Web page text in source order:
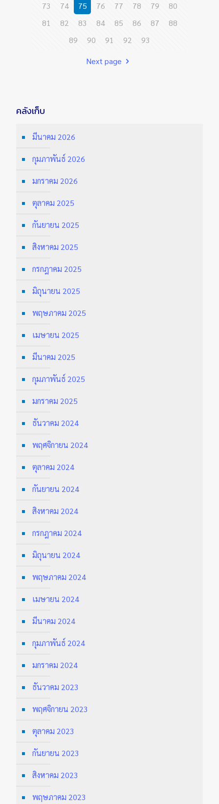
73
74 75 76 77 78 79
80
81
82 83 84 85 86 87
88
89
90 91 92 93
Next page
คลังเก็บ
มีนาคม 2026
กุมภาพันธ์ 2026
มกราคม 2026
ตุลาคม 2025
กันยายน 2025
สิงหาคม 2025
กรกฎาคม 2025
มิถุนายน 2025
พฤษภาคม 2025
เมษายน 2025
มีนาคม 2025
กุมภาพันธ์ 2025
มกราคม 2025
ธันวาคม 2024
พฤศจิกายน 2024
ตุลาคม 2024
กันยายน 2024
สิงหาคม 2024
กรกฎาคม 2024
มิถุนายน 2024
พฤษภาคม 2024
เมษายน 2024
มีนาคม 2024
กุมภาพันธ์ 2024
มกราคม 2024
ธันวาคม 2023
พฤศจิกายน 2023
ตุลาคม 2023
กันยายน 2023
สิงหาคม 2023
พฤษภาคม 2023